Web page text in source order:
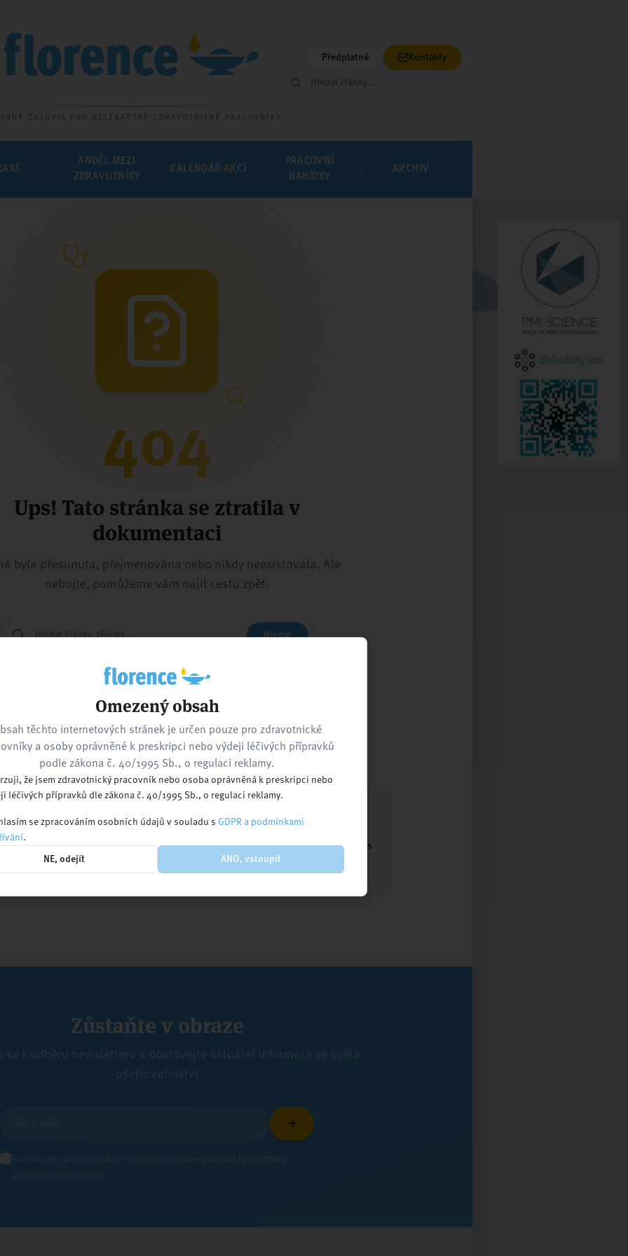
ČASOPIS PRO NELÉKAŘSKÉ ZDRAVOTNICKÉ PRACOVNÍKY
Předplatné Kontakty
ANDĚL MEZI
ZDRAVOTNÍKY
KALENDÁŘ AKCÍ
PRACOVNÍ
NABÍDKY
ARCHIV
404
Ups! Tato stránka se ztratila v
dokumentaci
byla přesunuta, přejmenována nebo nikdy neexistovala. Ale
nebojte, pomůžeme vám najít cestu zpět.
Hledat
nebo navštivte
Kalendář akcí Pracovní nabídky Kontaktujte nás
Zůstaňte v obraze
se k odběru newsletteru a dostávejte aktuální informace ze světa
ošetřovatelství
Souhlasím se zpracováním emailu za účelem zasílání newsletteru.
Zásady ochrany údajů
Omezený obsah
těchto internetových stránek je určen pouze pro zdravotnické
a osoby oprávněné k preskripci nebo výdeji léčivých přípravků
podle zákona č. 40/1995 Sb., o regulaci reklamy.
že jsem zdravotnický pracovník nebo osoba oprávněná k preskripci nebo
léčivých přípravků dle zákona č. 40/1995 Sb., o regulaci reklamy.
se zpracováním osobních údajů v souladu s GDPR a podmínkami
.
NE, odejít ANO, vstoupit